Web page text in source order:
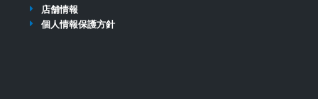
店舗情報
個人情報保護方針